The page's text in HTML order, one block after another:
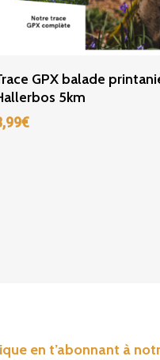
Ajouter Au Panier
GPX balade
5km
€
en t’abonnant à